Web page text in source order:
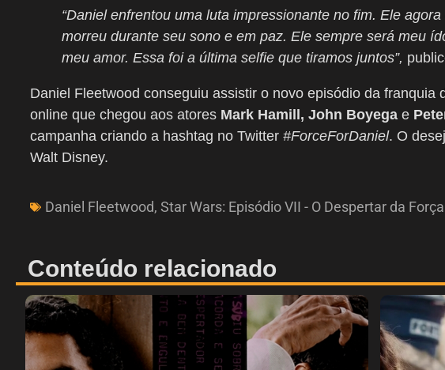
“Daniel enfrentou uma luta impressionante no fim. Ele
morreu durante seu sono e em paz. Ele sempre será meu
meu amor. Essa foi a última selfie que tiramos juntos”,
Daniel Fleetwood conseguiu assistir o novo episódio da
online que chegou aos atores Mark Hamill, John Boyega e
campanha criando a hashtag no Twitter #ForceForDaniel. O
Walt Disney.
Daniel Fleetwood, Star Wars: Episódio VII - O Despertar da Força
Conteúdo relacionado